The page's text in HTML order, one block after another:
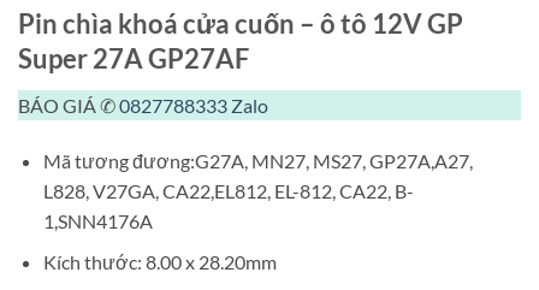
Pin chìa khoá cửa cuốn – ô tô 12V GP
Super 27A GP27AF
BÁO GIÁ ✆0827788333 Zalo
Mã tương đương:G27A, MN27, MS27, GP27A,A27,
L828, V27GA, CA22,EL812, EL-812, CA22, B-
1,SNN4176A
Kích thước: 8.00 x 28.20mm